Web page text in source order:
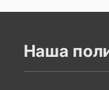
Наша